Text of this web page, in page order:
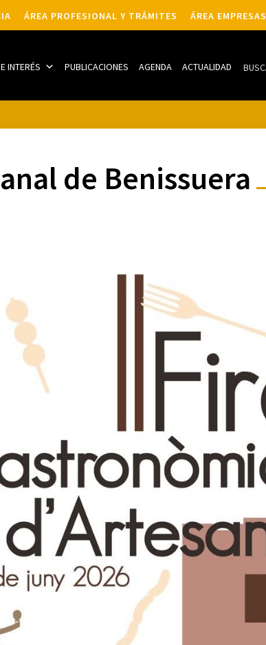
ÁREA PROFESIONAL Y TRÁMITES ÁREA EMPRESAS
INTERÉS PUBLICACIONES AGENDA ACTUALIDAD
de Benissuera